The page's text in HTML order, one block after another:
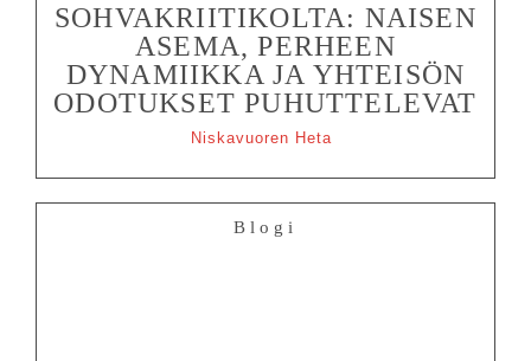
SOHVAKRIITIKOLTA: NAISEN
ASEMA, PERHEEN
DYNAMIIKKA JA YHTEISÖN
ODOTUKSET PUHUTTELEVAT
Niskavuoren Heta
Blogi